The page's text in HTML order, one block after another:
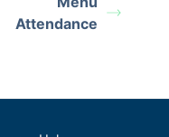
Attendance